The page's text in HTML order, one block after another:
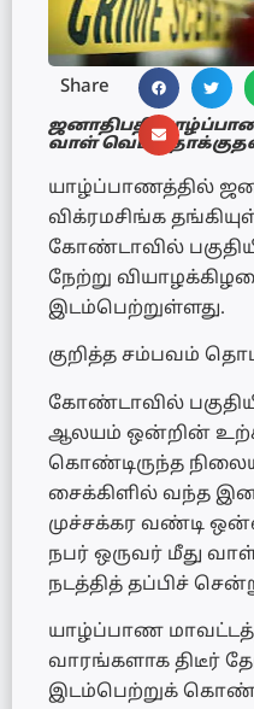
Share
ஜனாதிபதி
வாள் வெட்டு
யாழ்ப்பாணத்தில்
விக்ரமசிங்க
கோண்டாவில்
நேற்று
இடம்பெற்றுள்ளது.
குறித்த சம்பவம்
கோண்டாவில்
ஆலயம் ஒன்றின்
கொண்டிருந்த
சைக்கிளில் வந்த
முச்சக்கர வண்டி
நபர் ஒருவர் மீது
நடத்தித் தப்பிச்
யாழ்ப்பாண
வாரங்களாக திடீர்
இடம்பெற்றுக்